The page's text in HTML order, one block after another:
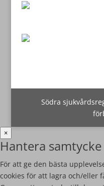
Södra
×
Hantera samtycke
För att ge den bästa
cookies för att lagra och/eller